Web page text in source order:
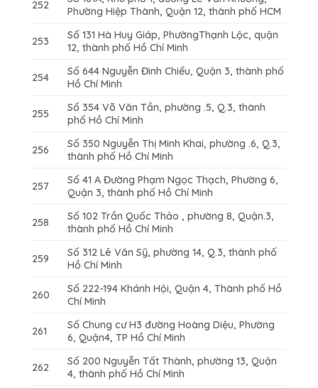
252
Phường Hiệp Thành, Quận 12, thành phố HCM
253
Số 131 Hà Huy Giáp, PhườngThạnh Lộc, quận
12, thành phố Hồ Chí Minh
254
Số 644 Nguyễn Đình Chiểu, Quận 3, thành phố
Hồ Chí Minh
255
Số 354 Võ Văn Tần, phường .5, Q.3, thành
phố Hồ Chí Minh
256
Số 350 Nguyễn Thị Minh Khai, phường .6, Q.3,
thành phố Hồ Chí Minh
257
Số 41 A Đường Phạm Ngọc Thạch, Phường 6,
Quận 3, thành phố Hồ Chí Minh
258
Số 102 Trần Quốc Thảo , phường 8, Quận.3,
thành phố Hồ Chí Minh
259
Số 312 Lê Văn Sỹ, phường 14, Q.3, thành phố
Hồ Chí Minh
260
Số 222-194 Khánh Hội, Quận 4, Thành phố Hồ
Chí Minh
261
Số Chung cư H3 đường Hoàng Diệu, Phường
6, Quận4, TP Hồ Chí Minh
262
Số 200 Nguyễn Tất Thành, phường 13, Quận
4, thành phố Hồ Chí Minh